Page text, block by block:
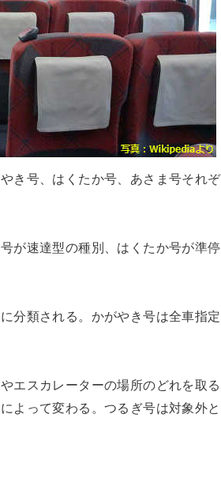
き号、はくたか号、あさま号それ
が速達型の種別、はくたか号が準停
分類される。かがやき号は全車指
エスカレーターの場所のどれを取
よって変わる。つるぎ号は対象外と